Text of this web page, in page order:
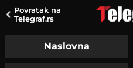
Povratak na
Telegraf.rs
Naslovna